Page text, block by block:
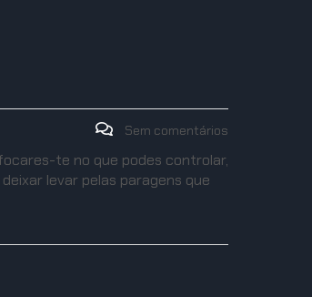
Sem comentários
te no que podes controlar,
levar pelas paragens que